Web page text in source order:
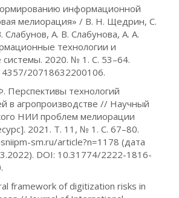
информационной
мелиорация» / В. Н. Щедрин, С.
А. В. Слабунова, А. А.
технологии и
2020. № 1. С. 53–64.
20718632200106.
Перспективы технологий
в агропроизводстве // Научный
НИИ проблем мелиорации
2021. Т. 11, № 1. С. 67–80.
sm.ru/article?n=1178 (дата
DOI: 10.31774/2222-1816-
framework of digitization risks in